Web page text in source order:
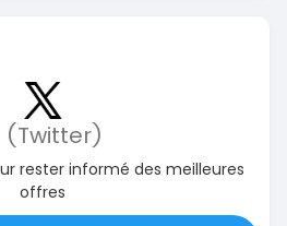
(Twitter)
rester informé des meilleures
offres